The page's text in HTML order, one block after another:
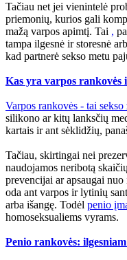
Tačiau net jei vienintelė
priemonių, kurios gali
mažą varpos apimtį. Tai ,
tampa ilgesnė ir storesnė
kad partnerė sekso metu
Kas yra varpos rankovės
Varpos rankovės - tai
silikono ar kitų lanksčių
kartais ir ant sėklidžių,
Tačiau, skirtingai nei
naudojamos neribotą
prevencijai ar apsaugai
oda ant varpos ir lytinių
arba išangę. Todėl penio
homoseksualiems vyrams.
Penio rankovės: